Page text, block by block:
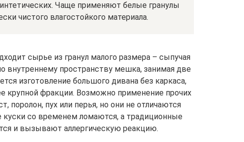
Чаще применяют белые гранулы
чистого влагостойкого материала.
сырье из гранул малого размера – сыпучая
внутреннему пространству мешка, занимая две
изготовление большого дивана без каркаса,
крупной фракции. Возможно применение прочих
поролон, пух или перья, но они не отличаются
со временем ломаются, а традиционные
и вызывают аллергическую реакцию.